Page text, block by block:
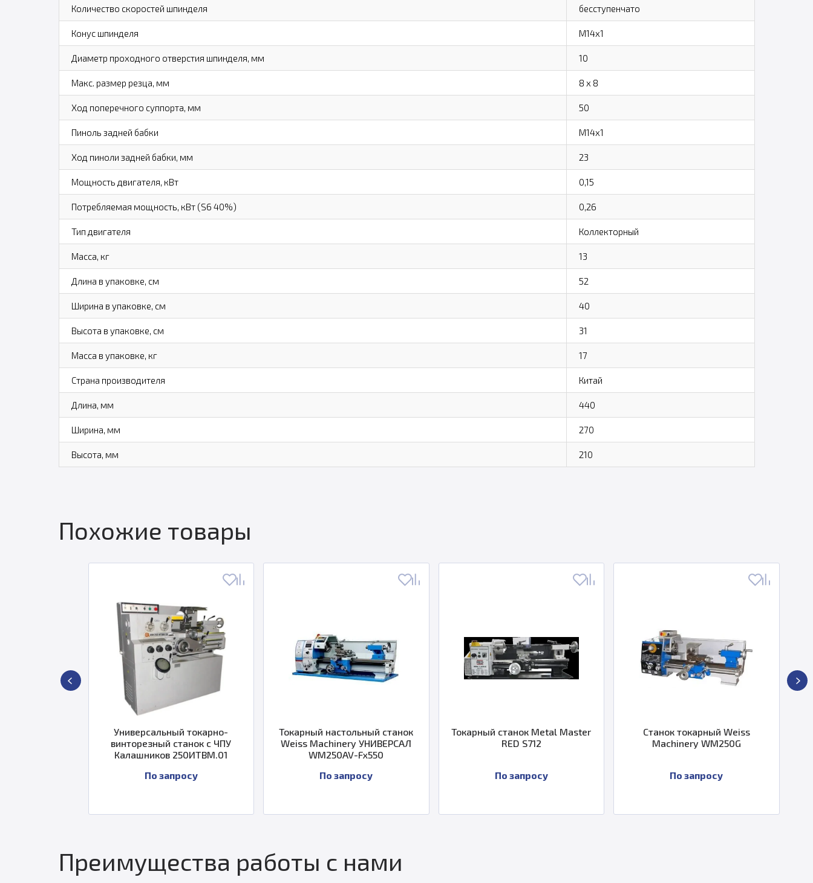
Количество скоростей шпинделя бесступенчато
Конус шпинделя M14x1
Диаметр проходного отверстия шпинделя, мм 10
Макс. размер резца, мм 8 x 8
Ход поперечного суппорта, мм 50
Пиноль задней бабки M14x1
Ход пиноли задней бабки, мм 23
Мощность двигателя, кВт 0,15
Потребляемая мощность, кВт (S6 40%) 0,26
Тип двигателя Коллекторный
Масса, кг 13
Длина в упаковке, см 52
Ширина в упаковке, см 40
Высота в упаковке, см 31
Масса в упаковке, кг 17
Страна производителя Китай
Длина, мм 440
Ширина, мм 270
Высота, мм 210
Похожие товары
Универсальный токарно-
винторезный станок с ЧПУ
Калашников 250ИТВМ.01
Токарный настольный станок
Weiss Machinery УНИВЕРСАЛ
Токарный станок Metal Master
Станок токарный Weiss
Machinery WM250G
Универсальный
станок Proma
Преимущества работы с нами